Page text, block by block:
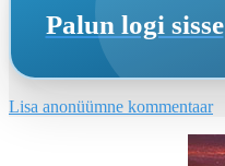
Palun logi sisse
Lisa anonüümne kommentaar